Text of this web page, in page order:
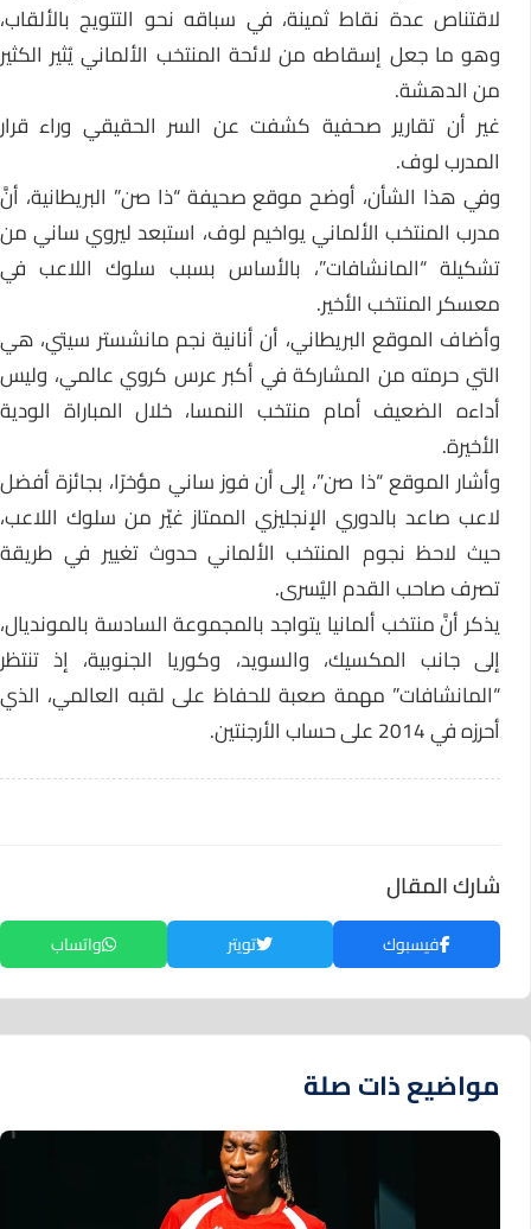
لاقتناص عدة نقاط ثمينة، في سباقه نحو التتويج بالألقاب،
وهو ما جعل إسقاطه من لائحة المنتخب الألماني يُثير الكثير
من الدهشة.
غير أن تقارير صحفية كشفت عن السر الحقيقي وراء قرار
المدرب لوف.
وفي هذا الشأن، أوضح موقع صحيفة “ذا صن” البريطانية، أنَّ
مدرب المنتخب الألماني يواخيم لوف، استبعد ليروي ساني من
تشكيلة “المانشافات”، بالأساس بسبب سلوك اللاعب في
معسكر المنتخب الأخير.
وأضاف الموقع البريطاني، أن أنانية نجم مانشستر سيتي، هي
التي حرمته من المشاركة في أكبر عرس كروي عالمي، وليس
أداءه الضعيف أمام منتخب النمسا، خلال المباراة الودية
الأخيرة.
وأشار الموقع “ذا صن”، إلى أن فوز ساني مؤخرًا، بجائزة أفضل
لاعب صاعد بالدوري الإنجليزي الممتاز غيّر من سلوك اللاعب،
حيث لاحظ نجوم المنتخب الألماني حدوث تغيير في طريقة
تصرف صاحب القدم اليُسرى.
يذكر أنَّ منتخب ألمانيا يتواجد بالمجموعة السادسة بالمونديال،
إلى جانب المكسيك، والسويد، وكوريا الجنوبية، إذ تنتظر
“المانشافات” مهمة صعبة للحفاظ على لقبه العالمي، الذي
أحرزه في 2014 على حساب الأرجنتين.
شارك المقال
فيسبوك تويتر واتساب
مواضيع ذات صلة